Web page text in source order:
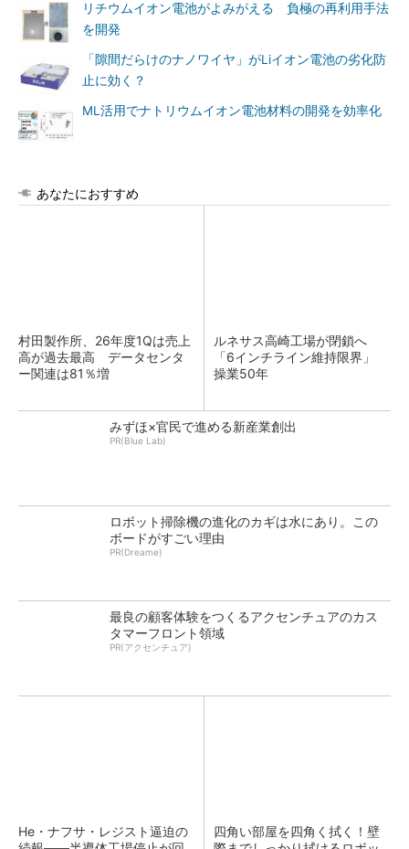
リチウムイオン電池がよみがえる 負極の再利用手法
を開発
「隙間だらけのナノワイヤ」がLiイオン電池の劣化防
止に効く？
ML活用でナトリウムイオン電池材料の開発を効率化
あなたにおすすめ
村田製作所、26年度1Qは売上
高が過去最高 データセンタ
ー関連は81％増
ルネサス高崎工場が閉鎖へ
「6インチライン維持限界」
操業50年
みずほ×官民で進める新産業創出
PR(Blue Lab)
ロボット掃除機の進化のカギは水にあり。この
ボードがすごい理由
PR(Dreame)
最良の顧客体験をつくるアクセンチュアのカス
タマーフロント領域
PR(アクセンチュア)
He・ナフサ・レジスト逼迫の
四角い部屋を四角く拭く！壁